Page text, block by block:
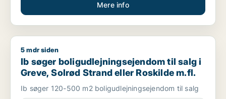
Mere info
Ib søger boligudlejningsejendom til salg i Greve, Solrød
5 mdr siden
Ib søger boligudlejningsejendom til salg i
Greve, Solrød Strand eller Roskilde m.fl.
Ib søger 120-500 m2 boligudlejningsejendom til salg